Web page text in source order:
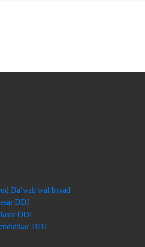
Da’wah wal Irsyad
DDI
DDI
DDI